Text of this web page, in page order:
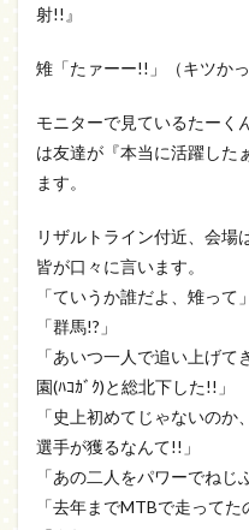
射!!』
雉「たァーー!!」（キツか
モニターで見ているたーく
は友達が『本当に活躍した
ます。
リザルトライン付近、会場
皆が口々に言います。
「ていうか誰だよ、雉って」
「群馬!?」
「あいつ一人で追い上げ
園(ﾊｺｶﾞｸ)と総北下した!!」
「史上初めてじゃないの
選手が獲るなんて!!」
「あの二人をパワーでねじ
「去年までMTBで走ってた